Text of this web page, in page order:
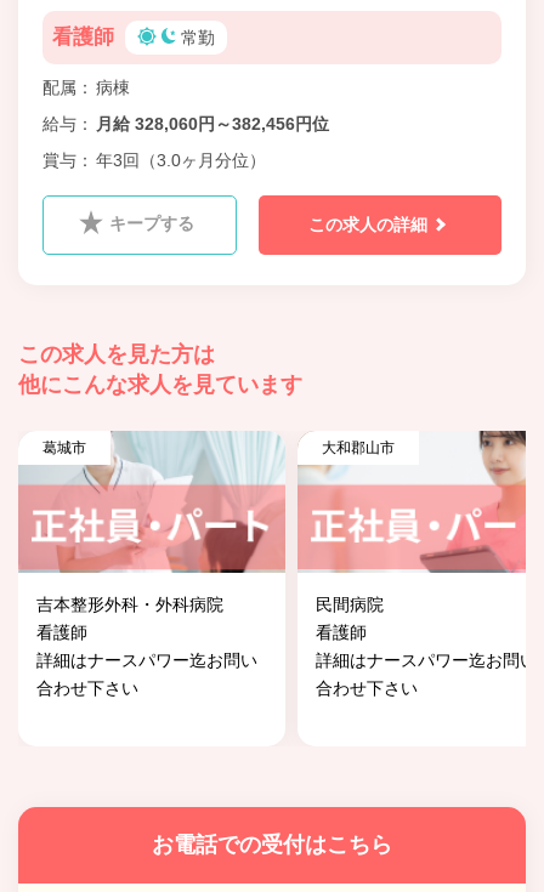
看護師 常勤
配属
病棟
給与
月給 328,060円～382,456円位
賞与
年3回（3.0ヶ月分位）
キープする この求人の詳細
この求人を見た方は
他にこんな求人を見ています
葛城市
吉本整形外科・外科病院
看護師
詳細はナースパワー迄お問い
合わせ下さい
大和郡山市
民間病院
看護師
詳細はナースパワー迄お問い
合わせ下さい
お電話での受付はこちら